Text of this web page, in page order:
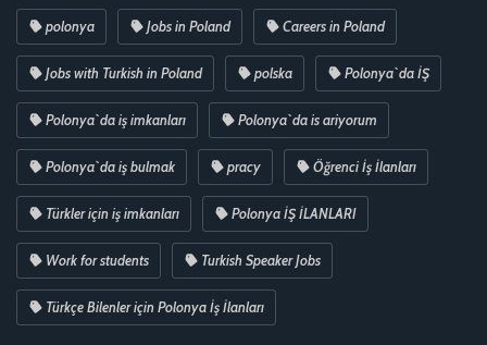
polonya Jobs in Poland Careers in Poland
Jobs with Turkish in Poland polska Polonya`da İŞ
Polonya`da iş imkanları Polonya`da is ariyorum
Polonya`da iş bulmak pracy Öğrenci İş İlanları
Türkler için iş imkanları Polonya İŞ İLANLARI
Work for students Turkish Speaker Jobs
Türkçe Bilenler için Polonya İş İlanları